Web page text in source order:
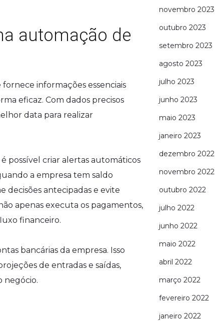
automação de
informações essenciais
eficaz. Com dados precisos
data para realizar
possível criar alertas automáticos
a empresa tem saldo
decisões antecipadas e evite
apenas executa os pagamentos,
financeiro.
bancárias da empresa. Isso
de entradas e saídas,
negócio.
novembro 2023
outubro 2023
setembro 2023
agosto 2023
julho 2023
junho 2023
maio 2023
janeiro 2023
dezembro 2022
novembro 2022
outubro 2022
julho 2022
junho 2022
maio 2022
abril 2022
março 2022
fevereiro 2022
janeiro 2022